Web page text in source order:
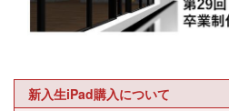
新入生iPad購入について